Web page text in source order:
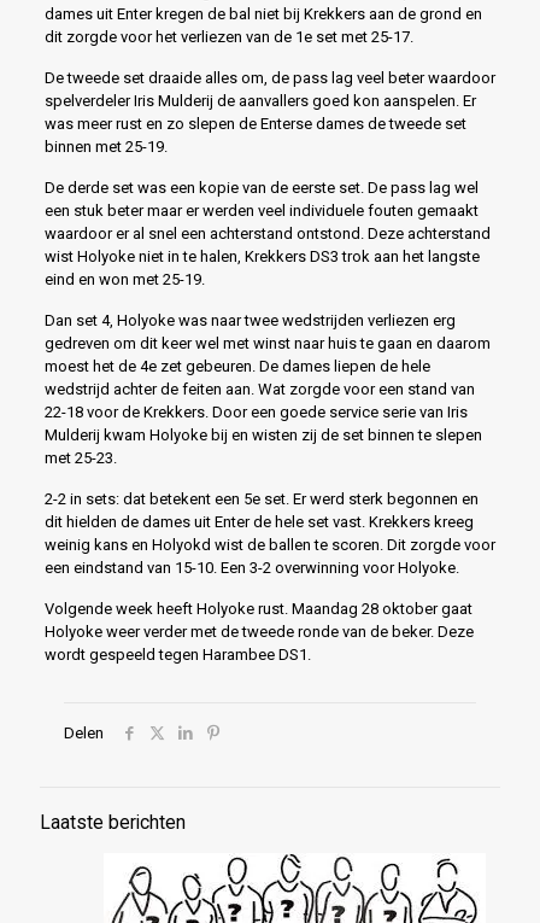
dames uit Enter kregen de bal niet bij Krekkers aan de grond en
dit zorgde voor het verliezen van de 1e set met 25-17.
De tweede set draaide alles om, de pass lag veel beter waardoor
spelverdeler Iris Mulderij de aanvallers goed kon aanspelen. Er
was meer rust en zo slepen de Enterse dames de tweede set
binnen met 25-19.
De derde set was een kopie van de eerste set. De pass lag wel
een stuk beter maar er werden veel individuele fouten gemaakt
waardoor er al snel een achterstand ontstond. Deze achterstand
wist Holyoke niet in te halen, Krekkers DS3 trok aan het langste
eind en won met 25-19.
Dan set 4, Holyoke was naar twee wedstrijden verliezen erg
gedreven om dit keer wel met winst naar huis te gaan en daarom
moest het de 4e zet gebeuren. De dames liepen de hele
wedstrijd achter de feiten aan. Wat zorgde voor een stand van
22-18 voor de Krekkers. Door een goede service serie van Iris
Mulderij kwam Holyoke bij en wisten zij de set binnen te slepen
met 25-23.
2-2 in sets: dat betekent een 5e set. Er werd sterk begonnen en
dit hielden de dames uit Enter de hele set vast. Krekkers kreeg
weinig kans en Holyokd wist de ballen te scoren. Dit zorgde voor
een eindstand van 15-10. Een 3-2 overwinning voor Holyoke.
Volgende week heeft Holyoke rust. Maandag 28 oktober gaat
Holyoke weer verder met de tweede ronde van de beker. Deze
wordt gespeeld tegen Harambee DS1.
Delen
Laatste berichten